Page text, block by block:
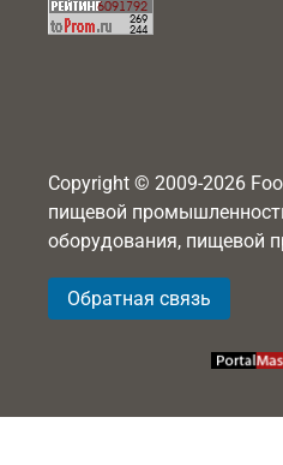
Copyright © 2009-2026
пищевой
оборудования, пищевой
Обратная связь